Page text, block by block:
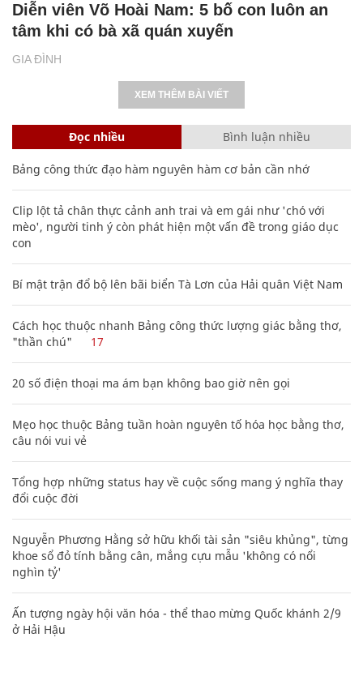
GIA ĐÌNH
Diễn viên Võ Hoài Nam: 5 bố con luôn an
tâm khi có bà xã quán xuyến
XEM THÊM BÀI VIẾT
Đọc nhiều Bình luận nhiều
Bảng công thức đạo hàm nguyên hàm cơ bản cần nhớ
Clip lột tả chân thực cảnh anh trai và em gái như 'chó với
mèo', người tinh ý còn phát hiện một vấn đề trong giáo dục
con
Bí mật trận đổ bộ lên bãi biển Tà Lơn của Hải quân Việt Nam
Cách học thuộc nhanh Bảng công thức lượng giác bằng thơ,
"thần chú"
17
20 số điện thoại ma ám bạn không bao giờ nên gọi
Mẹo học thuộc Bảng tuần hoàn nguyên tố hóa học bằng thơ,
câu nói vui vẻ
Tổng hợp những status hay về cuộc sống mang ý nghĩa thay
đổi cuộc đời
Nguyễn Phương Hằng sở hữu khối tài sản "siêu khủng", từng
khoe sổ đỏ tính bằng cân, mắng cựu mẫu 'không có nổi
nghìn tỷ'
Ấn tượng ngày hội văn hóa - thể thao mừng Quốc khánh 2/9
ở Hải Hậu